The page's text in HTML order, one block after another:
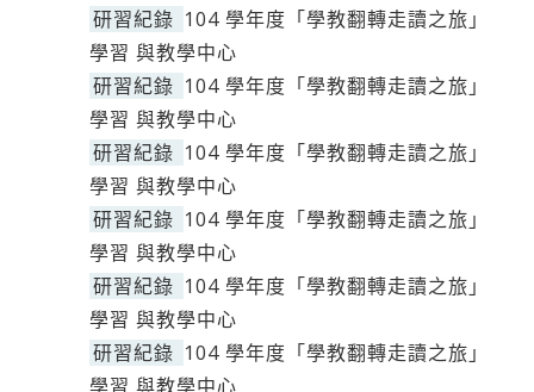
研習紀錄 104 學年度「學教翻轉走讀之旅」
學習 與教學中心
研習紀錄 104 學年度「學教翻轉走讀之旅」
學習 與教學中心
研習紀錄 104 學年度「學教翻轉走讀之旅」
學習 與教學中心
研習紀錄 104 學年度「學教翻轉走讀之旅」
學習 與教學中心
研習紀錄 104 學年度「學教翻轉走讀之旅」
學習 與教學中心
研習紀錄 104 學年度「學教翻轉走讀之旅」
學習 與教學中心